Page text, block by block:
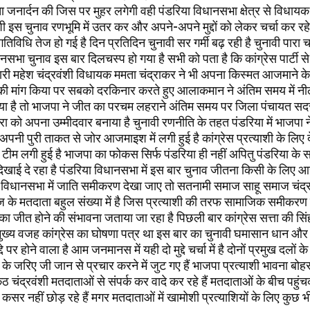
जनार्दन की जिस पर मुहर लगेगी वही पंडरिया विधानसभा क्षेत्र से विधायक
इस चुनाव रणभूमि में उतर कर और अपने-अपने मुद्दों को लेकर चर्चा कर
तेज हो गई है दिन प्रतिदिन चुनावी सर गर्मी बढ़ रही है चुनावी
चुनाव इस बार दिलचस्प हो गया है सभी को पता है कि कांग्रेस पार्टी
महेश चंद्रवंशी विधायक ममता चंद्राकर ने भी अपना किस्मत आजमाने
की मांग किया पर सबको दरकिनार करते हुए आलाकमान ने अंतिम समय में
है तो भाजपा ने जीत का परचम लहराने अंतिम समय पर जिला पंचायत
को अपना उम्मीदवार बनाया है चुनावी रणनीति के तहत पंडरिया में
पुरी ताकत से जोर आजमाइश में लगी हुई है कांग्रेस प्रत्याशी के लिए
लगी हुई है भाजपा का फोकस सिर्फ पंडरिया ही नहीं अपितु पंडरिया के
दे रहा है पंडरिया विधानसभा में इस बार चुनाव जीतना किसी के लिए
विधानसभा में जाति समीकरण देखा जाए तो सतनामी समाज साहू समाज
के मतदाता बहुल संख्या में है जिस प्रत्याशी की तरफ सामाजिक समीकरण
जीत होने की संभावना जताया जा रहा है पिछली बार कांग्रेस सत्ता की
वजह कांग्रेस का घोषणा पत्र था इस बार का चुनावी घमासान धान
पर होने वाला है आम जनमानस में यही दो मुद्दे चर्चा में है दोनों प्रमुख दलों
के जरिए जी जान से प्रचार करने में जुट गए हैं भाजपा प्रत्याशी भावना
चंद्रवंशी मतदाताओं से संपर्क कर वादे कर रहे हैं मतदाताओं के बीच
नहीं छोड़ रहे हैं मगर मतदाताओं में खामोशी प्रत्याशियों के लिए कुछ